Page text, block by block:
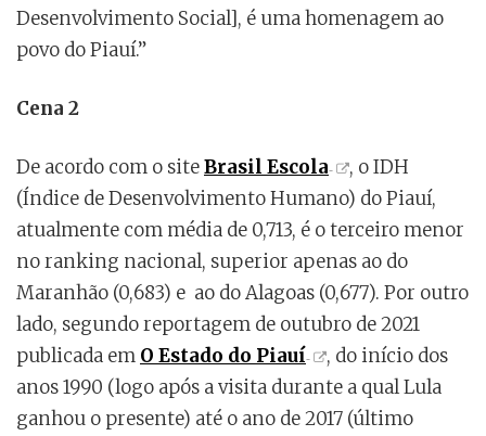
Desenvolvimento Social], é uma homenagem ao
povo do Piauí.”
Cena 2
De acordo com o siteBrasil Escola
, o IDH
(Índice de Desenvolvimento Humano) do Piauí,
atualmente com média de 0,713, é o terceiro menor
no ranking nacional, superior apenas ao do
Maranhão (0,683) e ao do Alagoas (0,677). Por outro
lado, segundo reportagem de outubro de 2021
publicada em O Estado do Piauí
, do início dos
anos 1990 (logo após a visita durante a qual Lula
ganhou o presente) até o ano de 2017 (último